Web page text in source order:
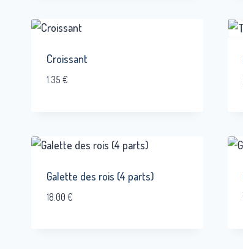
Croissant
1.35 €
Galette des rois (4 parts)
18.00 €